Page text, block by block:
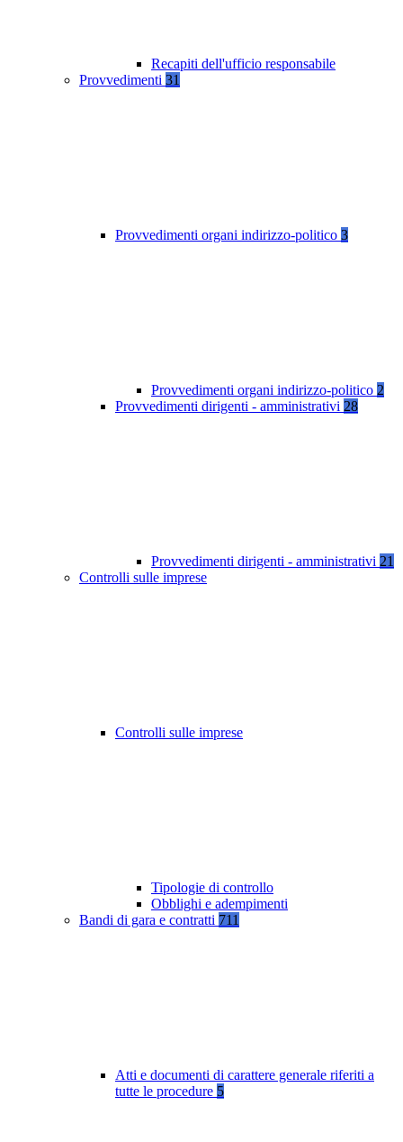
Recapiti dell'ufficio responsabile
Provvedimenti 31
Provvedimenti organi indirizzo-politico 3
Provvedimenti organi indirizzo-politico 2
Provvedimenti dirigenti - amministrativi 28
Provvedimenti dirigenti - amministrativi 21
Controlli sulle imprese
Controlli sulle imprese
Tipologie di controllo
Obblighi e adempimenti
Bandi di gara e contratti 711
Atti e documenti di carattere generale riferiti a
tutte le procedure 5